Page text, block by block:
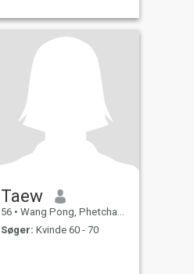
Taew
56 • Wang Pong, Phetchabun, Thailand
Søger: Kvinde 60 - 70